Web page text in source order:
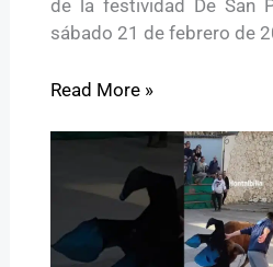
de la festividad De San
sábado 21 de febrero de
Read More »